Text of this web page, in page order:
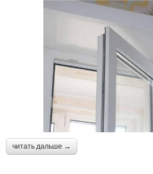
читать дальше →